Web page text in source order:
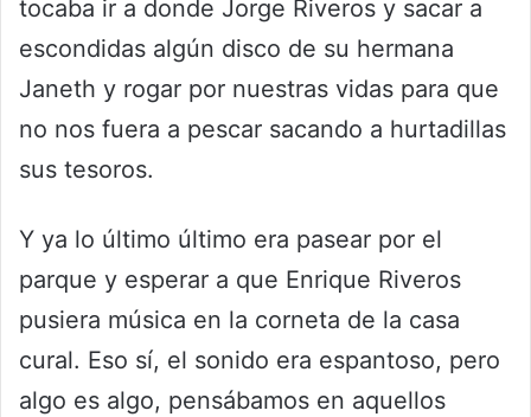
tocaba ir a donde Jorge Riveros y sacar a
escondidas algún disco de su hermana
Janeth y rogar por nuestras vidas para que
no nos fuera a pescar sacando a hurtadillas
sus tesoros.
Y ya lo último último era pasear por el
parque y esperar a que Enrique Riveros
pusiera música en la corneta de la casa
cural. Eso sí, el sonido era espantoso, pero
algo es algo, pensábamos en aquellos